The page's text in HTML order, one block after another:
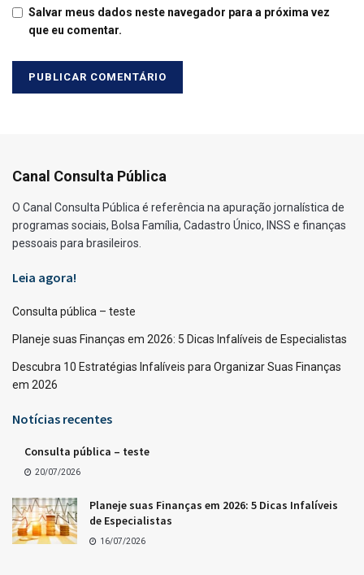
Salvar meus dados neste navegador para a próxima vez
que eu comentar.
Canal Consulta Pública
O Canal Consulta Pública é referência na apuração jornalística de
programas sociais, Bolsa Família, Cadastro Único, INSS e finanças
pessoais para brasileiros.
Leia agora!
Consulta pública – teste
Planeje suas Finanças em 2026: 5 Dicas Infalíveis de Especialistas
Descubra 10 Estratégias Infalíveis para Organizar Suas Finanças
em 2026
Notícias recentes
Consulta pública – teste
20/07/2026
Planeje suas Finanças em 2026: 5 Dicas Infalíveis
de Especialistas
16/07/2026